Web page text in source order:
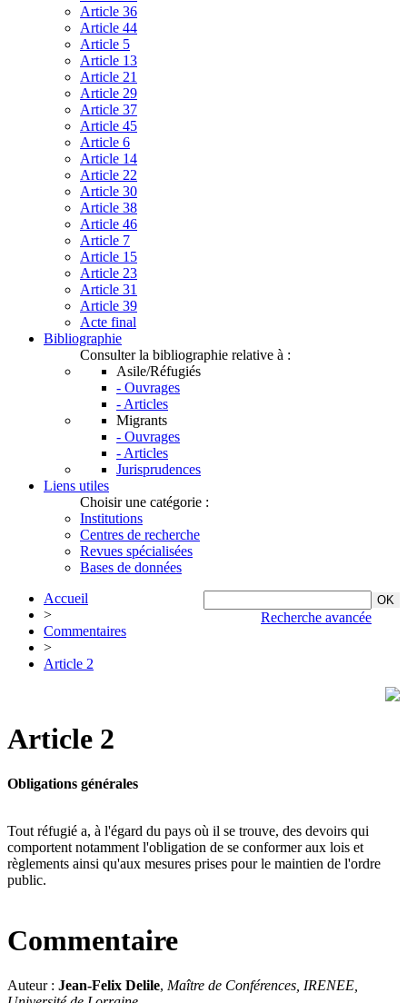
Article 36
Article 44
Article 5
Article 13
Article 21
Article 29
Article 37
Article 45
Article 6
Article 14
Article 22
Article 30
Article 38
Article 46
Article 7
Article 15
Article 23
Article 31
Article 39
Acte final
Bibliographie
Consulter la bibliographie relative à :
Asile/Réfugiés
- Ouvrages
- Articles
Migrants
- Ouvrages
- Articles
Jurisprudences
Liens utiles
Choisir une catégorie :
Institutions
Centres de recherche
Revues spécialisées
Bases de données
Recherche avancée
Accueil
>
Commentaires
>
Article 2
Article 2
Obligations générales
Tout réfugié a, à l'égard du pays où il se trouve, des devoirs qui
comportent notamment l'obligation de se conformer aux lois et
règlements ainsi qu'aux mesures prises pour le maintien de l'ordre
public.
Commentaire
Auteur : Jean-Felix Delile, Maître de Conférences, IRENEE,